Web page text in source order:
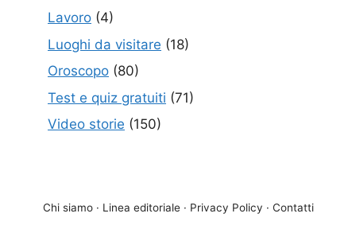
Lavoro (4)
Luoghi da visitare (18)
Oroscopo (80)
Test e quiz gratuiti (71)
Video storie (150)
Chi siamo · Linea editoriale · Privacy Policy · Contatti